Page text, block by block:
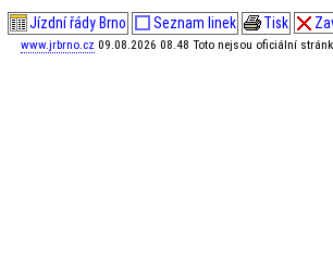
Jízdní řády Brno Seznam linek Tisk
www.jrbrno.cz 09.08.2026 08.48 Toto nejsou oficiální